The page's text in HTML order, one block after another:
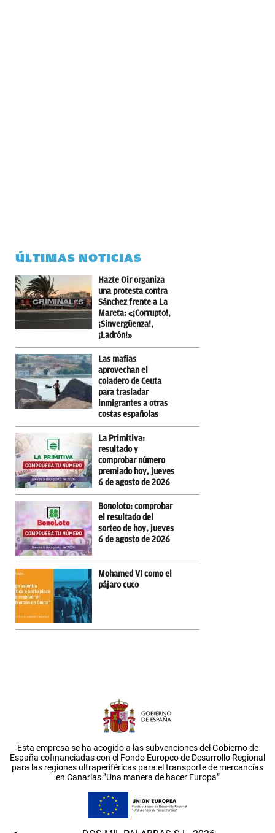
ÚLTIMAS NOTICIAS
Hazte Oir organiza
una protesta contra
Sánchez frente a La
Mareta: «¡Corrupto!,
¡Sinvergüenza!,
¡Ladrón!»
Las mafias
aprovechan el
coladero de Ceuta
para trasladar
inmigrantes a otras
costas españolas
La Primitiva:
resultado y
comprobar número
premiado hoy, jueves
6 de agosto de 2026
Bonoloto: comprobar
el resultado del
sorteo de hoy, jueves
6 de agosto de 2026
Mohamed VI como el
pájaro cuco
Esta empresa se ha acogido a las subvenciones del Gobierno de
España cofinanciadas con el Fondo Europeo de Desarrollo Regional
para las regiones ultraperiféricas para el transporte de mercancías
en Canarias.”Una manera de hacer Europa”